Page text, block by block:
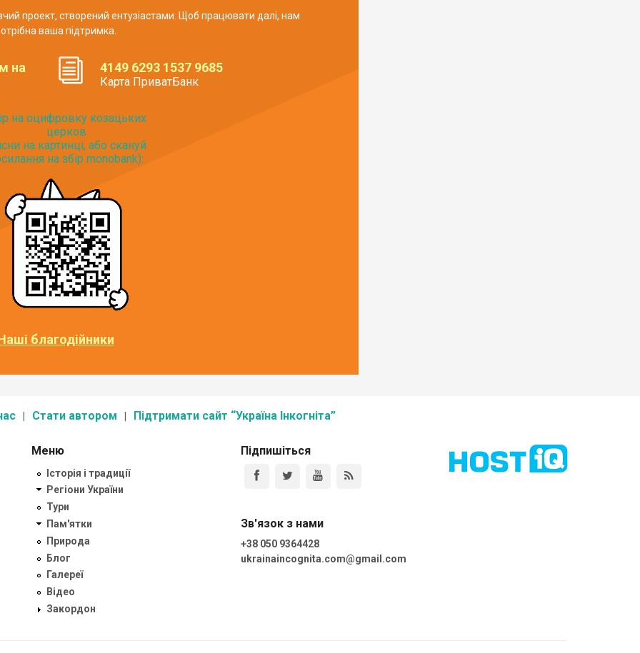
проект, створений ентузіастами. Щоб працювати далі, нам
ваша підтримка.
на 4149 6293 1537 9685
Карта ПриватБанк
на оцифровку козацьких
церков
на картинці, або скануй
на збір monobank):
благодійники
Стати автором Підтримати сайт “Україна Інкогніта”
Меню
Історія і традиції
Регіони України
Тури
Пам'ятки
Природа
Блог
Галереї
Відео
Закордон
Підпишіться
Зв'язок з нами
+38 050 9364428
ukrainaincognita.com@gmail.com